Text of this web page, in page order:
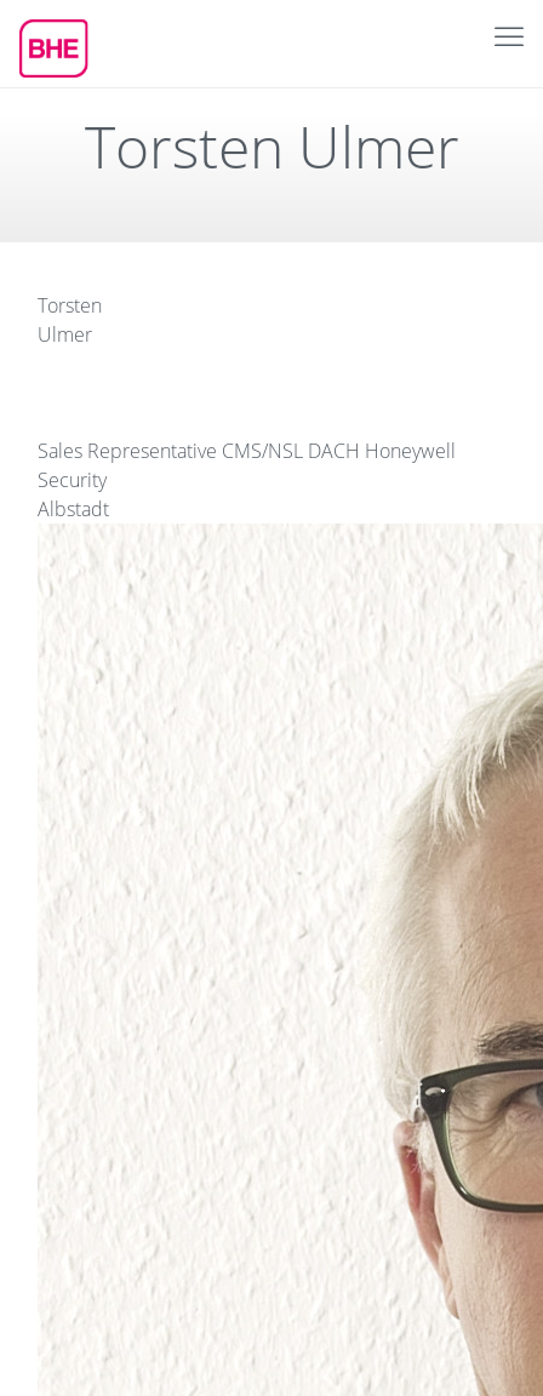
Torsten Ulmer
Torsten
Ulmer
Sales Representative CMS/NSL DACH Honeywell
Security
Albstadt